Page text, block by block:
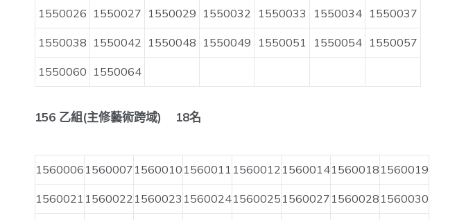
1550026 1550027 1550029 1550032 1550033 1550034 1550037
1550038 1550042 1550048 1550049 1550051 1550054 1550057
1550060 1550064
156 乙組(主修藝術跨域) 18名
1560006 1560007 1560010 1560011 1560012 15600141560018 1560019
1560021 1560022 1560023 15600241560025 1560027 1560028 1560030